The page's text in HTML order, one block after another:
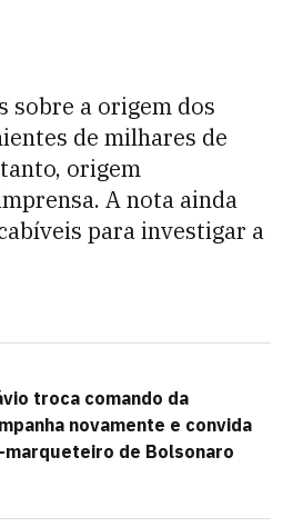
sobre a origem dos
de milhares de
origem
A nota ainda
para investigar a
troca comando da
novamente e convida
marqueteiro de Bolsonaro